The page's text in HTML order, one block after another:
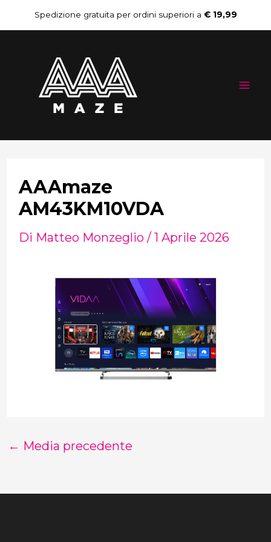
al
contenuto
Spedizione gratuita per ordini superiori a € 19,99
AAAmaze
AM43KM10VDA
Di Matteo Monzeglio / 1 Aprile 2026
Navigazione
articoli
← Media precedente